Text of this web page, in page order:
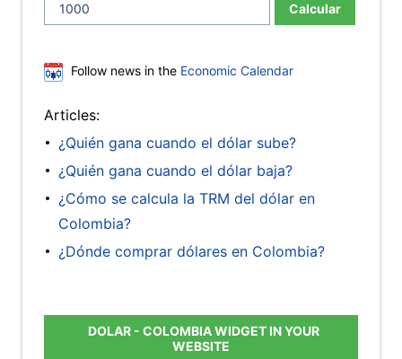
Calcular
Follow news in the Economic Calendar
Articles:
¿Quién gana cuando el dólar sube?
¿Quién gana cuando el dólar baja?
¿Cómo se calcula la TRM del dólar en
Colombia?
¿Dónde comprar dólares en Colombia?
DOLAR - COLOMBIA WIDGET IN YOUR
WEBSITE